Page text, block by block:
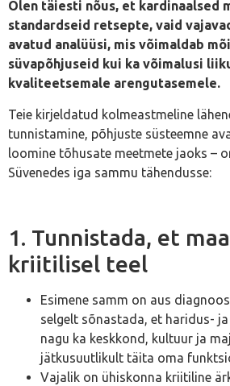
Olen täiesti nõus, et kardinaalsed
standardseid retsepte, vaid
avatud analüüsi, mis võimaldab
süvapõhjuseid kui ka võimalusi
kvaliteetsemale arengutasemele.
Teie kirjeldatud kolmeastmeline
tunnistamine, põhjuste süsteemne
loomine tõhusate meetmete jaoks –
Süvenedes iga sammu tähendusse:
1. Tunnistada, et
kriitilisel teel
Esimene samm on aus
selgelt sõnastada, et haridus-
nagu ka keskkond, kultuur ja
jätkusuutlikult täita oma
Vajalik on ühiskonna kriitiline